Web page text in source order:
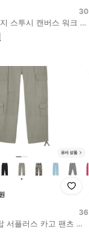
30
스투시 캔버스 워크 팬
36
서플러스 카고 팬츠 올